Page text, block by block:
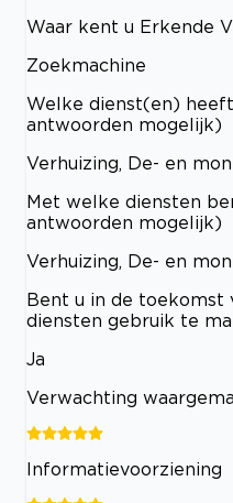
Waar kent u Erkende
Zoekmachine
Welke dienst(en)
antwoorden mogelijk)
Verhuizing, De- en
Met welke diensten
antwoorden mogelijk)
Verhuizing, De- en
Bent u in de toekomst
diensten gebruik te
Ja
Verwachting
Informatievoorziening